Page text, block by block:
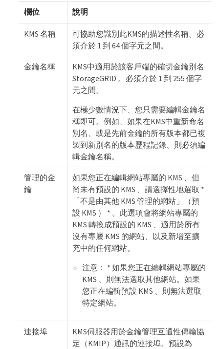
欄位 說明
KMS 名稱
可協助您識別此KMS的描述性名稱。必
須介於 1 到 64 個字元之間。
金鑰名稱
KMS中適用於該客戶端的確切金鑰別名
StorageGRID 。必須介於 1 到 255 個字
元之間。
在極少數情況下、您只需要編輯金鑰名
稱即可。例如、如果在KMS中重新命名
別名、或是先前金鑰的所有版本都已複
製到新別名的版本歷程記錄、則必須編
輯金鑰名稱。
管理的金
鑰
如果您正在編輯網站專屬的 KMS 、但
尚未有預設的 KMS 、請選擇性地選取 *
「不是由其他 KMS 管理的網站」（預
設 KMS ） * 。此選項會將網站專屬的
KMS 轉換成預設的 KMS 、適用於所有
沒有專屬 KMS 的網站、以及新增至擴
充中的任何網站。
注意： * 如果您正在編輯網站專屬的
KMS 、則無法選取其他網站。如果
您正在編輯預設 KMS 、則無法選取
特定網站。
連接埠
KMS伺服器用於金鑰管理互通性傳輸協
定（KMIP）通訊的連接埠。預設為